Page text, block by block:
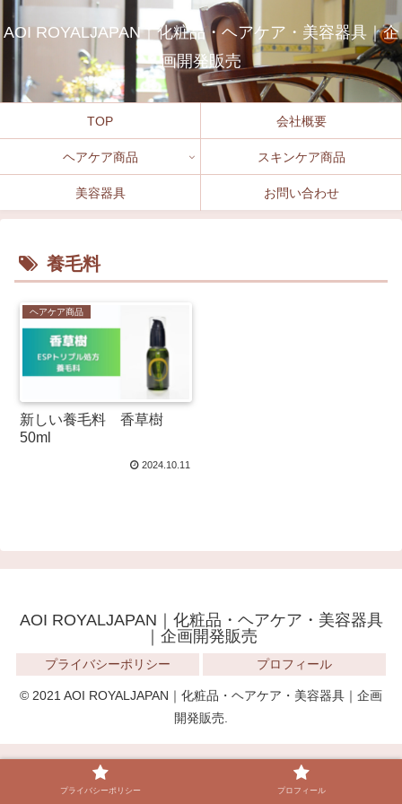
AOI ROYALJAPAN｜化粧品・ヘアケア・美容器具｜企
画開発販売
TOP 会社概要
ヘアケア商品 スキンケア商品
美容器具 お問い合わせ
養毛料
ヘアケア商品
新しい養毛料 香草樹
50ml
2024.10.11
AOI ROYALJAPAN｜化粧品・ヘアケア・美容器具
｜企画開発販売
プライバシーポリシー プロフィール
© 2021 AOI ROYALJAPAN｜化粧品・ヘアケア・美容器具｜企画
開発販売.
プライバシーポリシー プロフィール